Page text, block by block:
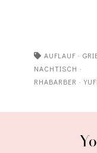
AUFLAUF·
NACHTISCH ·
RHABARBER ·